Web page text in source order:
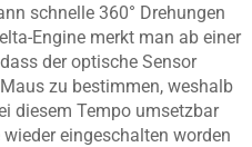
schnelle 360° Drehungen
Engine merkt man ab einer
der optische Sensor
zu bestimmen, weshalb
diesem Tempo umsetzbar
eingeschalten worden